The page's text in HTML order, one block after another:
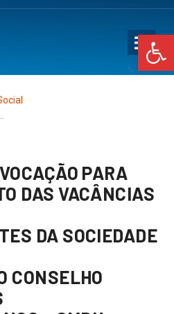
PARA
DAS VACÂNCIAS
DA SOCIEDADE
CONSELHO